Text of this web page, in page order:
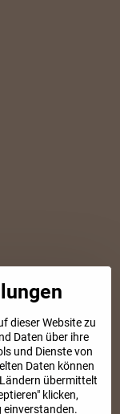
dieser Website zu
Daten über ihre
und Dienste von
Daten können
übermittelt
klicken,
einverstanden.